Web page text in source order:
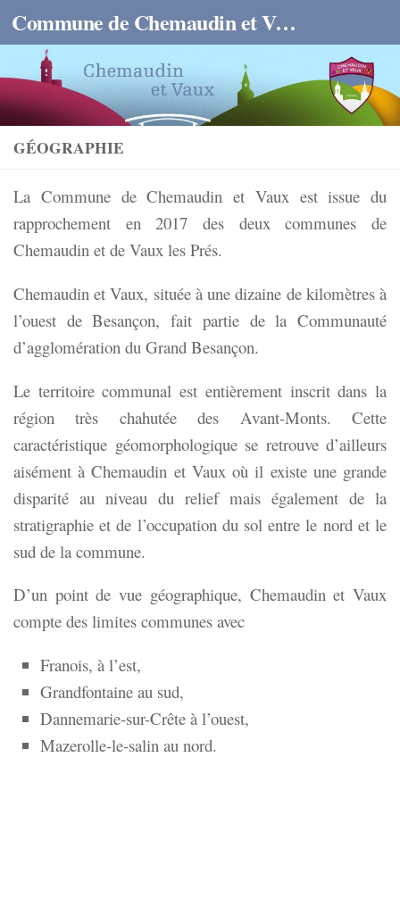
Skip to content Commune de Chemaudin et Vaux
GÉOGRAPHIE
La Commune de Chemaudin et Vaux est issue du
rapprochement en 2017 des deux communes de
Chemaudin et de Vaux les Prés.
Chemaudin et Vaux, située à une dizaine de kilomètres à
l’ouest de Besançon, fait partie de la Communauté
d’agglomération du Grand Besançon.
Le territoire communal est entièrement inscrit dans la
région très chahutée des Avant-Monts. Cette
caractéristique géomorphologique se retrouve d’ailleurs
aisément à Chemaudin et Vaux où il existe une grande
disparité au niveau du relief mais également de la
stratigraphie et de l’occupation du sol entre le nord et le
sud de la commune.
D’un point de vue géographique, Chemaudin et Vaux
compte des limites communes avec
Franois, à l’est,
Grandfontaine au sud,
Dannemarie-sur-Crête à l’ouest,
Mazerolle-le-salin au nord.